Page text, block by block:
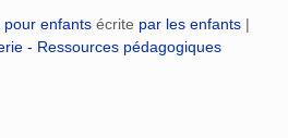
pour enfants écrite par les enfants |
- Ressources pédagogiques